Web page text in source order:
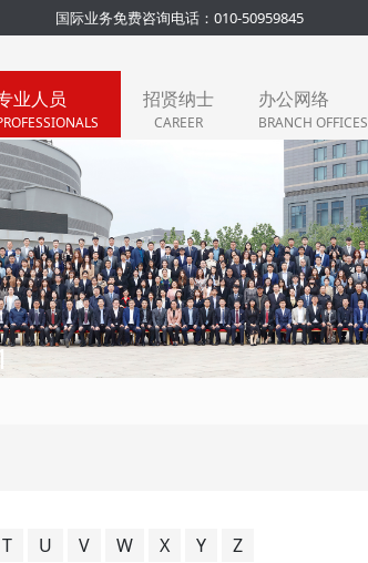
国际业务免费咨询电话：010-50959845
业人员 招贤纳士
CAREER
办公网络
BRANCH OFFICES
T U V W X Y Z